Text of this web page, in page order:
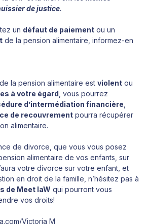
de justice.
un défaut de paiement ou un
de la pension alimentaire, informez-en
la pension alimentaire est violent ou
à votre égard , vous pourrez
d’intermédiation financière
de recouvrement pourra récupérer
alimentaire.
de divorce, que vous vous posez
alimentaire de vos enfants, sur
votre divorce sur votre enfant, et
en droit de la famille, n’hésitez pas à
de Meet laW qui pourront vous
vos droits!
Victoria M